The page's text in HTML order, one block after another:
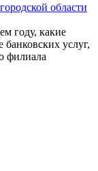
области
году, какие
услуг,
филиала